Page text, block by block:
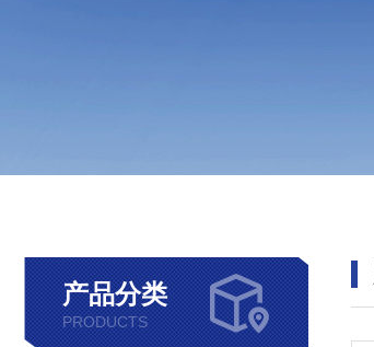
产品分类
PRODUCTS